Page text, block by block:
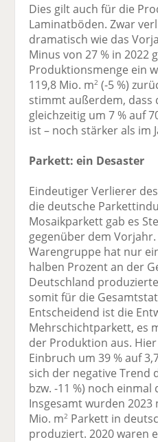
Dies gilt auch für die
Laminatböden. Zwar
dramatisch wie das
Minus von 27 % in 2022
Produktionsmenge ein
119,8 Mio. m2 (-5 %)
stimmt außerdem,
gleichzeitig um 7 % auf
ist – noch stärker als im
Parkett: ein Desaster
Eindeutiger Verlierer
die deutsche
Mosaikparkett gab es
gegenüber dem
Warengruppe hat nur
halben Prozent an der
Deutschland
somit für die
Entscheidend ist die
Mehrschichtparkett, es
der Produktion aus.
Einbruch um 39 % auf
sich der negative Trend
bzw. -11 %) noch
Insgesamt wurden
Mio. m2 Parkett in
produziert. 2020 waren